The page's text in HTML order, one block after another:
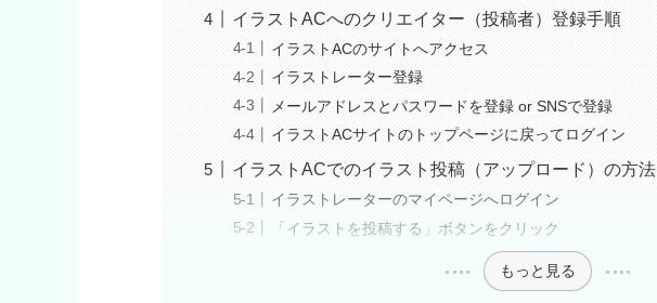
イラストACへのクリエイター（投稿者）登録手順
イラストACのサイトへアクセス
イラストレーター登録
メールアドレスとパスワードを登録 or SNSで登録
イラストACサイトのトップページに戻ってログイン
イラストACでのイラスト投稿（アップロード）の方法
イラストレーターのマイページへログイン
「イラストを投稿する」ボタンをクリック
もっと見る